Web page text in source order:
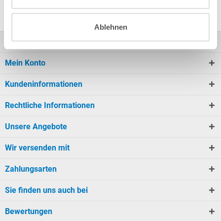
Ablehnen
Kontakt
Mein Konto
Kundeninformationen
Rechtliche Informationen
Unsere Angebote
Wir versenden mit
Zahlungsarten
Sie finden uns auch bei
Bewertungen